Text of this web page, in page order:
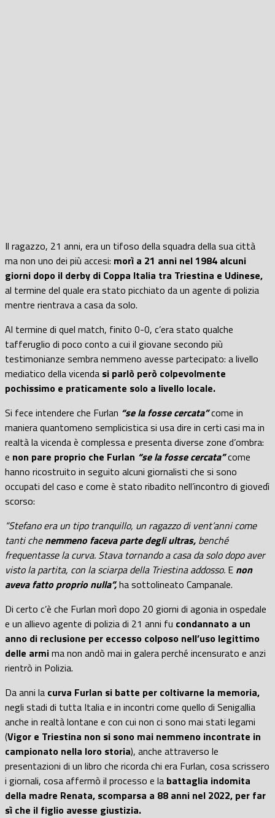
Il ragazzo, 21 anni, era un tifoso della squadra della sua città
ma non uno dei più accesi: morì a 21 anni nel 1984 alcuni
giorni dopo il derby di Coppa Italia tra Triestina e Udinese,
al termine del quale era stato picchiato da un agente di polizia
mentre rientrava a casa da solo.
Al termine di quel match, finito 0-0, c’era stato qualche
tafferuglio di poco conto a cui il giovane secondo più
testimonianze sembra nemmeno avesse partecipato: a livello
mediatico della vicenda si parlò però colpevolmente
pochissimo e praticamente solo a livello locale.
Si fece intendere che Furlan “se la fosse cercata”come in
maniera quantomeno semplicistica si usa dire in certi casi ma in
realtà la vicenda è complessa e presenta diverse zone d’ombra:
e non pare proprio che Furlan “se la fosse cercata”come
hanno ricostruito in seguito alcuni giornalisti che si sono
occupati del caso e come è stato ribadito nell’incontro di giovedì
scorso:
“Stefano era un tipo tranquillo, un ragazzo di vent’anni come
tanti chenemmeno faceva parte degli ultras, benché
frequentasse la curva. Stava tornando a casa da solo dopo aver
visto la partita, con la sciarpa della Triestina addosso. E non
aveva fatto proprio nulla”,ha sottolineato Campanale.
Di certo c’è che Furlan morì dopo 20 giorni di agonia in ospedale
e un allievo agente di polizia di 21 anni fu condannato a un
anno di reclusione per eccesso colposo nell’uso legittimo
delle armima non andò mai in galera perché incensurato e anzi
rientrò in Polizia.
Da anni la curva Furlan si batte per coltivarne la memoria,
negli stadi di tutta Italia e in incontri come quello di Senigallia
anche in realtà lontane e con cui non ci sono mai stati legami
(Vigor e Triestina non si sono mai nemmeno incontrate in
campionato nella loro storia), anche attraverso le
presentazioni di un libro che ricorda chi era Furlan, cosa scrissero
i giornali, cosa affermò il processo e la battaglia indomita
della madre Renata, scomparsa a 88 anni nel 2022, per far
sì che il figlio avesse giustizia.